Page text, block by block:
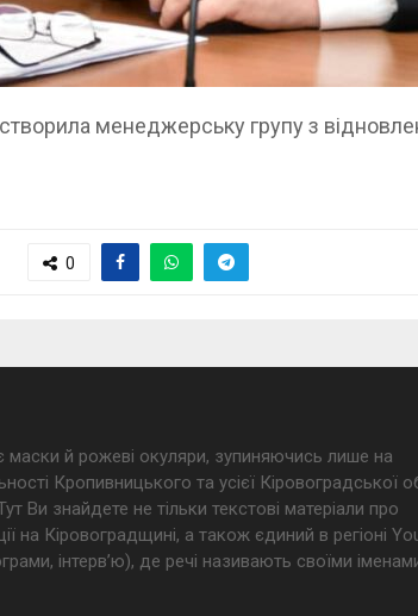
менеджерську групу з
0
й рожеві окуляри, зупиняючись лише на
Кропивницького та усієї Кіровоградської
Ви знайдете не тільки текстові матеріали про
на Кіровоградщині, а також єдиний в регіоні
інтерв’ю), де речі називають своїми